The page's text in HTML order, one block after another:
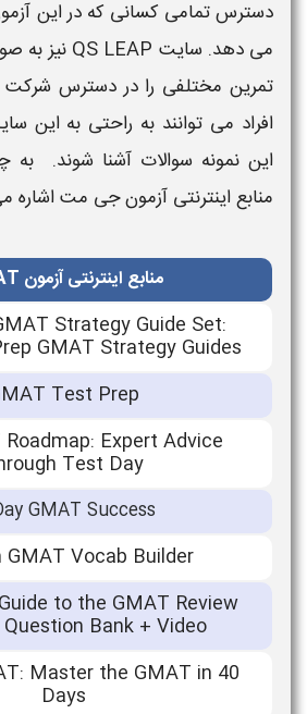
دسترس تمامی کسانی که در این
می دهد. سایت QS LEAP نیز به
تمرین مختلفی را در دسترس شرکت
افراد می توانند به راحتی به این
این نمونه سوالات آشنا شوند. به
منابع اینترنتی آزمون جی متاشاره
منابع اینترنتی آزمون GMAT
Strategy Guide Set:
GMAT Strategy Guides
Test Prep
Expert Advice
Test Day
GMAT Success
GMAT Vocab Builder
to the GMAT Review
Bank + Video
Master the GMAT in 40
Days